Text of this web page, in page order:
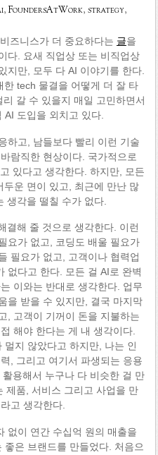
, FoundersAtWork, strategy,
즈니스가 더 중요하다는 글을
다. 요새 직업상 또는 비직업상
지만, 모두 다 AI 이야기를 한다.
한 tech 물결을 어떻게 더 잘 타
갈 수 있을지 매일 고민하면서
도입을 외치고 있다.
하고, 남들보다 빨리 이런 기술
람직한 현상이다. 국가적으로
있다고 생각한다. 하지만, 모든
운 면이 있고, 최근에 만난 많
생각을 떨칠 수가 없다.
결해 줄 것으로 생각한다. 이런
요가 없고, 코딩도 배울 필요가
필요가 없고, 고객이나 협력업
없다고 한다. 모든 걸 AI로 완벽
이와는 반대로 생각한다. 업무
을 받을 수 있지만, 결국 마지막
, 고객이 기꺼이 돈을 지불하는
해야 한다는 게 내 생각이다.
지 않았다고 하지만, 나는 인
, 그리고 여기서 파생되는 응용
용해서 누구나 다 비슷한 걸 만
제품, 서비스 그리고 사업을 만
고 생각한다.
없이 연간 수십억 원의 매출을
은 브랜드를 만들었다. 처음으